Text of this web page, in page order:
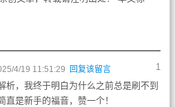
1
4/19 11:51:29 回复该留言
析，我终于明白为什么之前总是刷不到
直是新手的福音，赞一个！